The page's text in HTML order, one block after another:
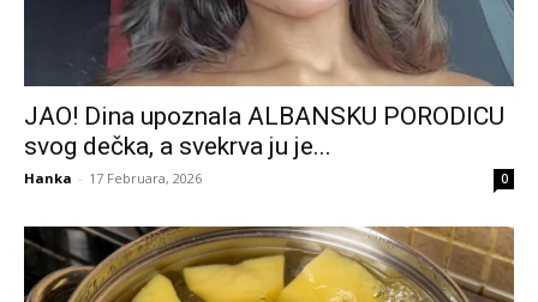
JAO! Dina upoznala ALBANSKU PORODICU
svog dečka, a svekrva ju je...
Hanka - 17 Februara, 2026 0